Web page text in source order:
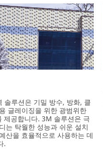
솔루션은 기밀 방수, 방화, 클
글레이징을 위한 광범위한
제공합니다. 3M 솔루션은 극
는 탁월한 성능과 쉬운 설치
산을 효율적으로 사용하는 데
.